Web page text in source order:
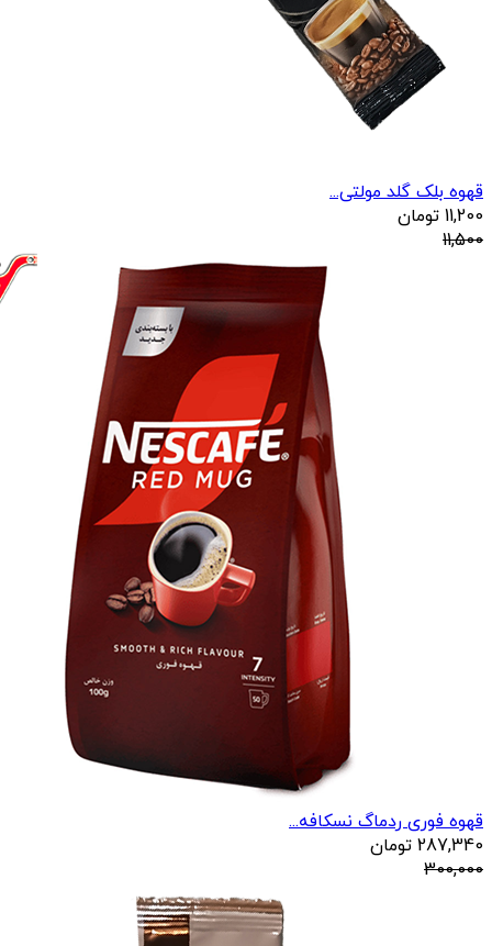
قهوه بلک گلد مولتی...
11,200 تومان
11,500
قهوه فوری ردماگ نسکافه...
287,340 تومان
300,000